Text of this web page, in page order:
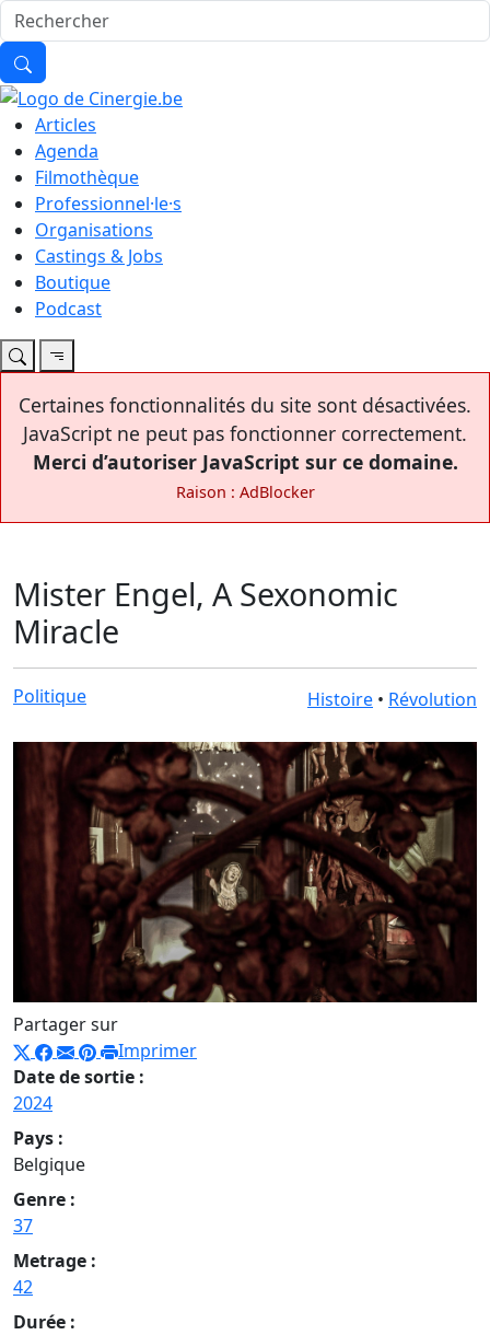
Articles
Agenda
Filmothèque
Professionnel·le·s
Organisations
Castings & Jobs
Boutique
Podcast
Certaines fonctionnalités du site sont désactivées.
JavaScript ne peut pas fonctionner correctement.
Merci d’autoriser JavaScript sur ce domaine.
Raison : AdBlocker
Mister Engel, A Sexonomic
Miracle
Politique Histoire • Révolution
Partager sur
Imprimer
Date de sortie :
2024
Pays :
Belgique
Genre :
37
Metrage :
42
Durée :